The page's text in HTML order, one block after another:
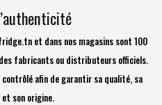
et dans nos magasins sont 100
fabricants ou distributeurs officiels.
afin de garantir sa qualité, sa
son origine.